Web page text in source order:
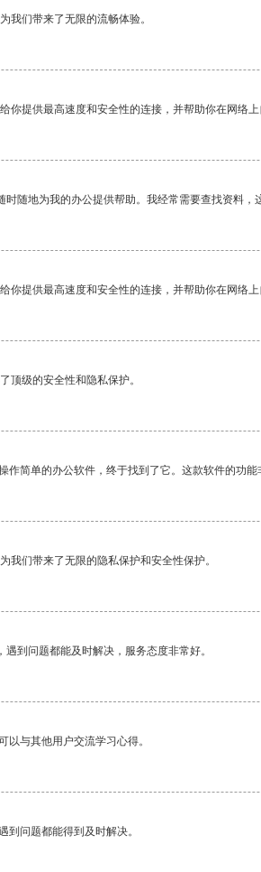
我们带来了无限的流畅体验。
你提供最高速度和安全性的连接，并帮助你在网络上
随地为我的办公提供帮助。我经常需要查找资料，
你提供最高速度和安全性的连接，并帮助你在网络上
顶级的安全性和隐私保护。
作简单的办公软件，终于找到了它。这款软件的功
我们带来了无限的隐私保护和安全性保护。
到问题都能及时解决，服务态度非常好。
以与其他用户交流学习心得。
到问题都能得到及时解决。